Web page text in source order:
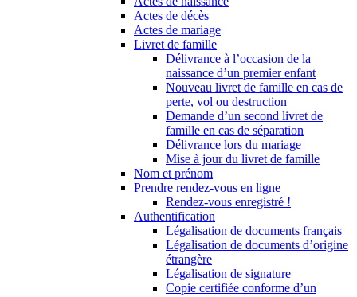
Actes de décès
Actes de mariage
Livret de famille
Délivrance à l’occasion de la
naissance d’un premier enfant
Nouveau livret de famille en cas de
perte, vol ou destruction
Demande d’un second livret de
famille en cas de séparation
Délivrance lors du mariage
Mise à jour du livret de famille
Nom et prénom
Prendre rendez-vous en ligne
Rendez-vous enregistré !
Authentification
Légalisation de documents français
Légalisation de documents d’origine
étrangère
Légalisation de signature
Copie certifiée conforme d’un